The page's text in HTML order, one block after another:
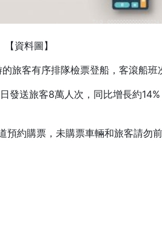
【資料圖】
客有序排隊檢票登船，客滾船班
送旅客8萬人次，同比增長約
約購票，未購票車輛和旅客請勿前